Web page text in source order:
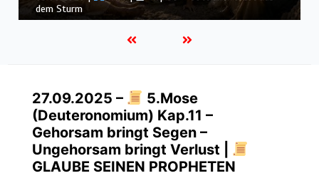
Könige |
Kap. 16 : Der
27.09.2025 –
5.Mose
(Deuteronomium) Kap.11 –
Gehorsam bringt Segen –
Ungehorsam bringt Verlust |
GLAUBE SEINEN PROPHETEN